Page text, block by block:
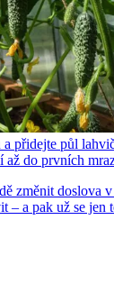
a přidejte půl
až do prvních
změnit doslova
– a pak už se jen